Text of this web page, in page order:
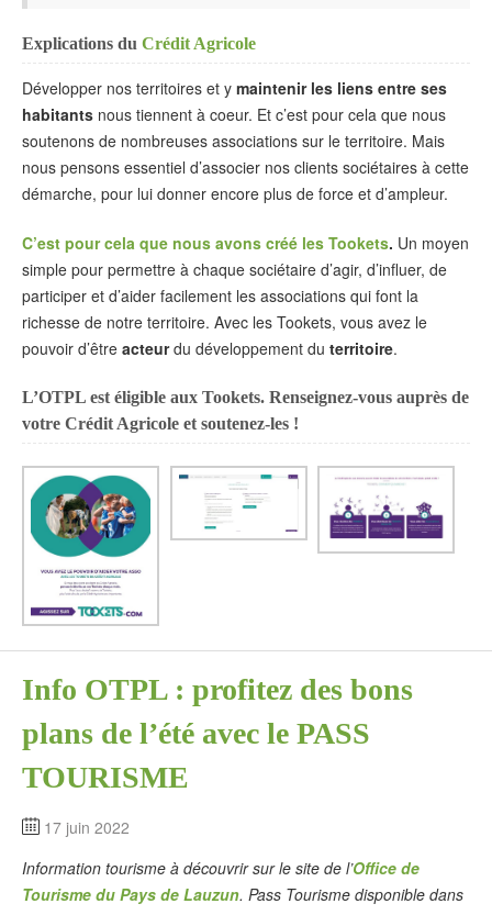
Explications du Crédit Agricole
Développer nos territoires et y maintenir les liens entre ses
habitants nous tiennent à coeur. Et c’est pour cela que nous
soutenons de nombreuses associations sur le territoire. Mais
nous pensons essentiel d’associer nos clients sociétaires à cette
démarche, pour lui donner encore plus de force et d’ampleur.
C’est pour cela que nous avons créé les Tookets. Un moyen
simple pour permettre à chaque sociétaire d’agir, d’influer, de
participer et d’aider facilement les associations qui font la
richesse de notre territoire. Avec les Tookets, vous avez le
pouvoir d’être acteurdu développement du territoire.
L’OTPL est éligible aux Tookets. Renseignez-vous auprès de
votre Crédit Agricole et soutenez-les !
Info OTPL : profitez des bons
plans de l’été avec le PASS
TOURISME
17 juin 2022
Information tourisme à découvrir sur le site de l’Office de
Tourisme du Pays de Lauzun. Pass Tourisme disponible dans